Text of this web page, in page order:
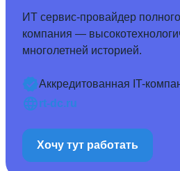
ИТ сервис-провайдер
компания —
многолетней историей.
Аккредитованная IT-
rt-dc.ru
Хочу тут работать